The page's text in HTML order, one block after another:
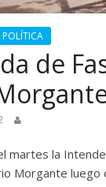
POLÍTICA
de
martes la
Morgante luego